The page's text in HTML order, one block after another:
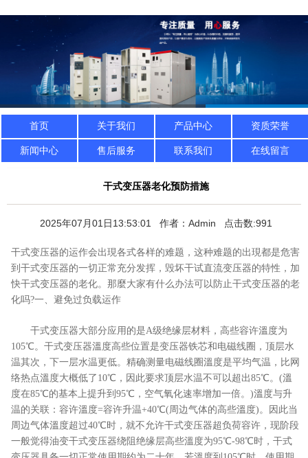
首页 关于我们 产品中心 资质荣誉
新闻中心 售后服务 联系我们 在线留言
干式变压器老化预防措施
2025年07月01日13:53:01 作者：Admin 点击数:991
干式变压器的运作会出現各式各样的难题，这种难题的出現都是危害
到干式变压器的一切正常充分发挥，毁坏干试直流变压器的特性，加
快干式变压器的老化。那麼大家有什么办法可以防止干式变压器的老
化吗?一、避免过负载运作
干式变压器大部分应用的是A级绝缘层材料，高些容许溫度为
105℃。干式变压器溫度高些位置是变压器铁芯和电磁线圈，顶层水
温其次，下一层水温更低。精确测量电磁线圈溫度是平均气温，比网
络热点溫度大概低了10℃，因此要求顶层水温不可以超出85℃。(溫
度在85℃的基本上提升到95℃，空气氧化速率增加一倍。)溫度与升
温的关联：容许溫度=容许升温+40℃(周边气体的高些溫度)。因此当
周边气体溫度超过40℃时，就不允许干式变压器超负荷容许，现阶段
一般觉得油变干式变压器绕阻绝缘层高些溫度为95℃-98℃时，干式